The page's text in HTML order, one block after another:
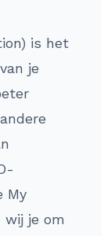
is het
je
My
je om